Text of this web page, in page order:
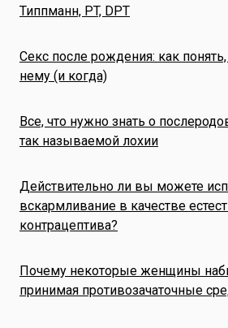
Типпманн, PT, DPT
Секс после рождения: как
нему (и когда)
Все, что нужно знать о
так называемой лохии
Действительно ли вы можете
вскармливание в качестве
контрацептива?
Почему некоторые женщины
принимая противозачаточные